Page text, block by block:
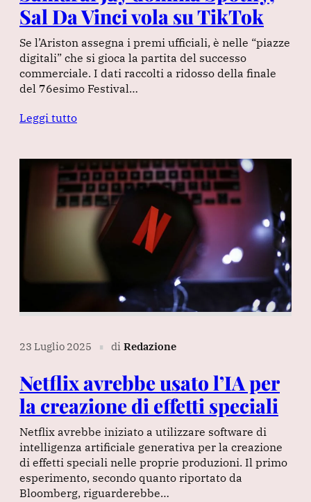
Sal Da Vinci vola su TikTok
Se l’Ariston assegna i premi ufficiali, è nelle “piazze
digitali” che si gioca la partita del successo
commerciale. I dati raccolti a ridosso della finale
del 76esimo Festival…
Leggi tutto
23 Luglio 2025 ∎ di Redazione
Netflix avrebbe usato l’IA per
la creazione di effetti speciali
Netflix avrebbe iniziato a utilizzare software di
intelligenza artificiale generativa per la creazione
di effetti speciali nelle proprie produzioni. Il primo
esperimento, secondo quanto riportato da
Bloomberg, riguarderebbe…